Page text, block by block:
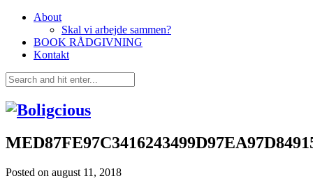
About
Skal vi arbejde sammen?
BOOK RÅDGIVNING
Kontakt
Posted on august 11, 2018